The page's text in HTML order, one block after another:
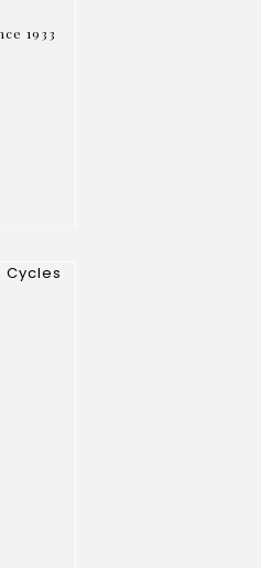
1933